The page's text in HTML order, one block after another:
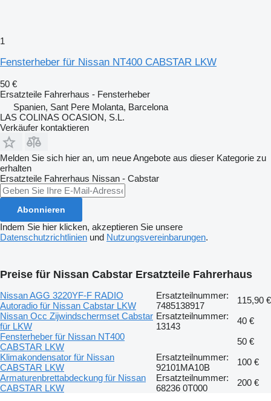
1
Fensterheber für Nissan NT400 CABSTAR LKW
50 €
Ersatzteile Fahrerhaus - Fensterheber
Spanien, Sant Pere Molanta, Barcelona
LAS COLINAS OCASION, S.L.
Verkäufer kontaktieren
Melden Sie sich hier an, um neue Angebote aus dieser Kategorie zu
erhalten
Ersatzteile Fahrerhaus Nissan - Cabstar
Abonnieren
Indem Sie hier klicken, akzeptieren Sie unsere
Datenschutzrichtlinien und Nutzungsvereinbarungen.
Preise für Nissan Cabstar Ersatzteile Fahrerhaus
Nissan AGG 3220YF-F RADIO
Autoradio für Nissan Cabstar LKW
Ersatzteilnummer:
7485138917
115,90 €
Nissan Occ Zijwindschermset Cabstar
für LKW
Ersatzteilnummer:
13143
40 €
Fensterheber für Nissan NT400
CABSTAR LKW
50 €
Klimakondensator für Nissan
CABSTAR LKW
Ersatzteilnummer:
92101MA10B
100 €
Armaturenbrettabdeckung für Nissan
CABSTAR LKW
Ersatzteilnummer:
68236 0T000
200 €